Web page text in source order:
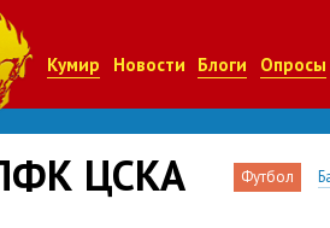
Кумир Новости Блоги Опросы
ЦСКА Футбол